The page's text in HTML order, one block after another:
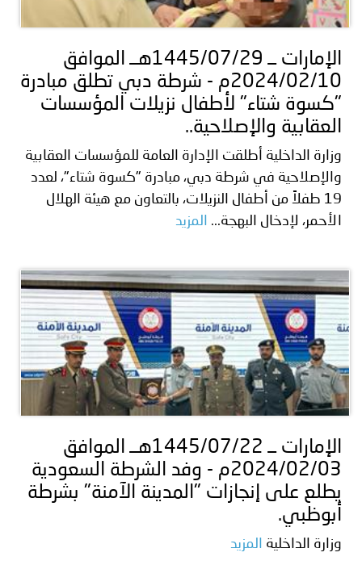
إنجازات
توعوية
الخدمات
الإلكترونية
صور
وفيديو
مجلة
أصداء
الأمانة
إعلانات
من
نحن
اتصل
بنا
الإمارات ــ 1445/07/29هــ الموافق
2024/02/10م - شرطة دبي تطلق مبادرة
"كسوة شتاء" لأطفال نزيلات المؤسسات
العقابية والإصلاحية..
وزارة الداخلية أطلقت الإدارة العامة للمؤسسات العقابية
والإصلاحية في شرطة دبي، مبادرة "كسوة شتاء"، لعدد
19 طفلاً من أطفال النزيلات، بالتعاون مع هيئة الهلال
الأحمر، لإدخال البهجة...
المزيد
الإمارات ــ 1445/07/22هــ الموافق
2024/02/03م - وفد الشرطة السعودية
يطلع على إنجازات "المدينة الآمنة" بشرطة
أبوظبي.
وزارة الداخلية المزيد